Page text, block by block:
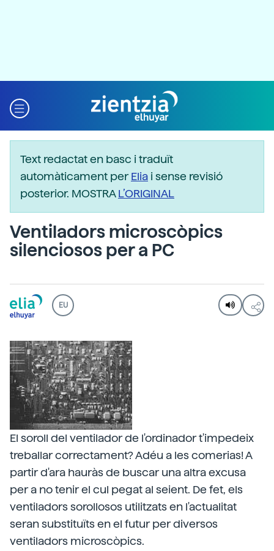
Text redactat en basc i traduït
automàticament perElia i sense revisió
posterior. MOSTRAL’ORIGINAL
Ventiladors microscòpics
silenciosos per a PC
EU
El soroll del ventilador de l'ordinador t'impedeix
treballar correctament? Adéu a les comerias! A
partir d'ara hauràs de buscar una altra excusa
per a no tenir el cul pegat al seient. De fet, els
ventiladors sorollosos utilitzats en l'actualitat
seran substituïts en el futur per diversos
ventiladors microscòpics.